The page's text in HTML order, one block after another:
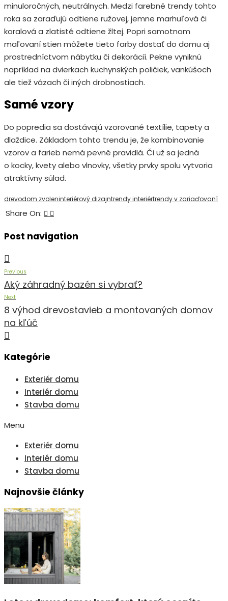
minuloročných, neutrálnych. Medzi farebné trendy tohto
roka sa zaraďujú odtiene ružovej, jemne marhuľová či
koralová a zlatisté odtiene žltej. Popri samotnom
maľovaní stien môžete tieto farby dostať do domu aj
prostredníctvom nábytku či dekorácií. Pekne vyniknú
napríklad na dvierkach kuchynských poličiek, vankúšoch
ale tiež vázach či iných drobnostiach.
Samé vzory
Do popredia sa dostávajú vzorované textílie, tapety a
dlaždice. Základom tohto trendu je, že kombinovanie
vzorov a farieb nemá pevné pravidlá. Či už sa jedná
o kocky, kvety alebo vlnovky, všetky prvky spolu vytvoria
atraktívny súlad.
drevodom zvoleninteriérový dizajntrendy interiértrendy v zariaďovaní
Share On:
Post navigation
Previous
Aký záhradný bazén si vybrať?
Next
8 výhod drevostavieb a montovaných domov
na kľúč
Kategórie
Exteriér domu
Interiér domu
Stavba domu
Menu
Exteriér domu
Interiér domu
Stavba domu
Najnovšie články